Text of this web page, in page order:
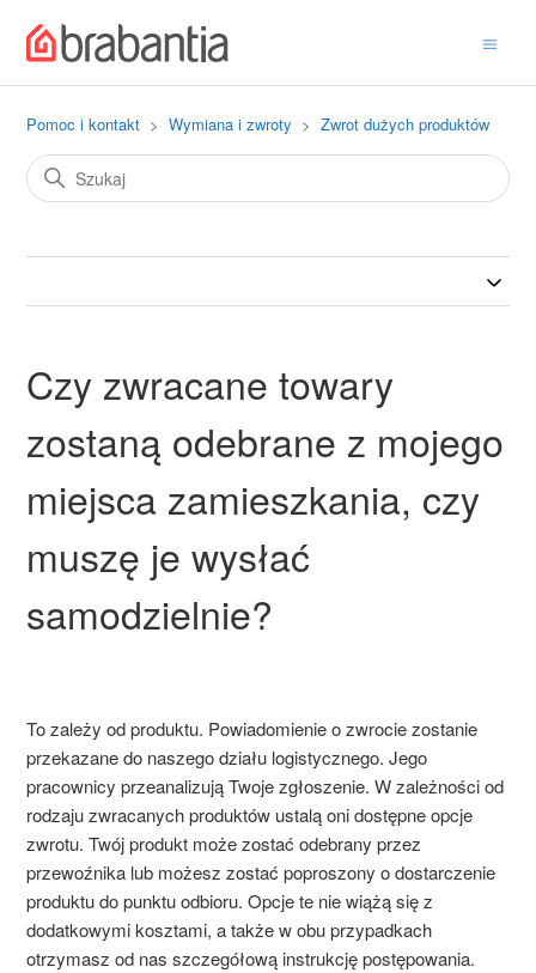
Pomoc i kontakt Wymiana i zwroty Zwrot dużych produktów
Czy zwracane towary
zostaną odebrane z mojego
miejsca zamieszkania, czy
muszę je wysłać
samodzielnie?
To zależy od produktu. Powiadomienie o zwrocie zostanie
przekazane do naszego działu logistycznego. Jego
pracownicy przeanalizują Twoje zgłoszenie. W zależności od
rodzaju zwracanych produktów ustalą oni dostępne opcje
zwrotu. Twój produkt może zostać odebrany przez
przewoźnika lub możesz zostać poproszony o dostarczenie
produktu do punktu odbioru. Opcje te nie wiążą się z
dodatkowymi kosztami, a także w obu przypadkach
otrzymasz od nas szczegółową instrukcję postępowania.